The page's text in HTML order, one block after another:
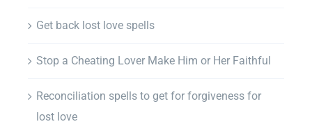
Get back lost love spells
Stop a Cheating Lover Make Him or Her Faithful
Reconciliation spells to get for forgiveness for
lost love